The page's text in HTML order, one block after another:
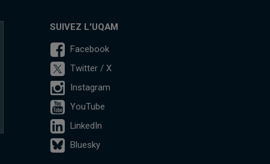
SUIVEZ L'UQAM
Facebook
Twitter / X
Instagram
YouTube
LinkedIn
Bluesky